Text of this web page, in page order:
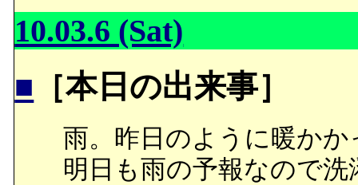
10.03.6 (Sat)
■ ［本日の出来事］
雨。昨日のように暖かか
明日も雨の予報なので洗